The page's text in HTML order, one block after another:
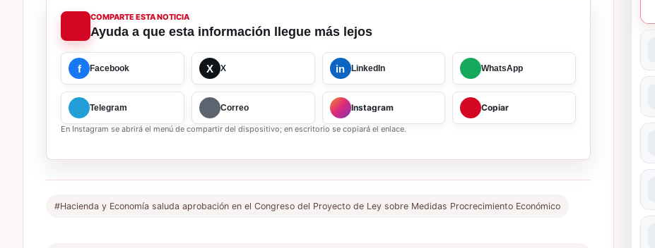
COMPARTE ESTA NOTICIA
Ayuda a que esta información llegue más lejos
f Facebook X X in LinkedIn WhatsApp
Telegram Correo Instagram Copiar
En Instagram se abrirá el menú de compartir del dispositivo; en escritorio se copiará el enlace.
#Hacienda y Economía saluda aprobación en el Congreso del Proyecto de Ley sobre Medidas Procrecimiento Económico